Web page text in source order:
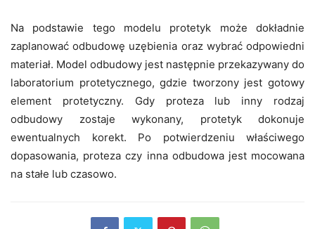
Na podstawie tego modelu protetyk może dokładnie
zaplanować odbudowę uzębienia oraz wybrać odpowiedni
materiał. Model odbudowy jest następnie przekazywany do
laboratorium protetycznego, gdzie tworzony jest gotowy
element protetyczny. Gdy proteza lub inny rodzaj
odbudowy zostaje wykonany, protetyk dokonuje
ewentualnych korekt. Po potwierdzeniu właściwego
dopasowania, proteza czy inna odbudowa jest mocowana
na stałe lub czasowo.